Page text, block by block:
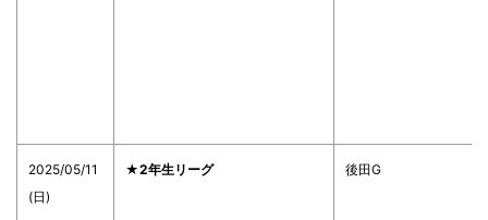
2025/05/11
(日)
★2年生リーグ 後田G